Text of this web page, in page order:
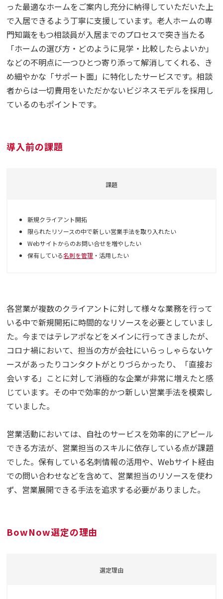
った最適なホームをご案内し充分に納得していただいた上
で入居できるよう丁寧に支援しています。老人ホームの専
門知識をもつ相談員が入居までのプロセスで突き当たる
「ホームの選び方・どのように見学・比較したらよいか」
などの不明点に一つひとつ寄り添って解消してくれる、き
め細やかな「サポート面」に特化したサービスです。相談
者からは一切費用をいただかないビジネスモデルを採用し
ているのもポイントです。
導入前の課題
課題
新規クライアント開拓
限られたリソースの中で新しい営業手法を取り入れたい
Webサイトからのお問い合せを増やしたい
保有している名刺を管理 ・活用したい
各営業が複数のクライアントに対して様々な業務を行って
いる中で新規開拓に時間的なリソースを必要としていまし
た。今まではテレアポなどをメインに行ってきましたが、
コロナ禍において、担当の方が会社にいらっしゃらないケ
ースがあったりコンタクトがとりづらかったり、「直接お
会いする」ことに対して消極的な企業が非常に増えたと感
じています。その中で効率的かつ新しい営業手法を模索し
ていました。
営業活動においては、自社のサービスを効率的にアピール
できる方法が、営業担当のスキルに依存している点が課題
でした。保有している名刺情報の活用や、Webサイト経由
での問い合わせなどを含めて、営業担当のリソースを使わ
ず、営業展開できる手法を追求する必要がありました。
BowNow選定の理由
選定理由